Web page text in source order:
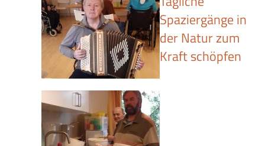
Spaziergänge in
der Natur zum
Kraft schöpfen